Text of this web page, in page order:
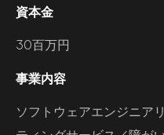
資本金
30百万円
事業内容
ソフトウェアエンジニア